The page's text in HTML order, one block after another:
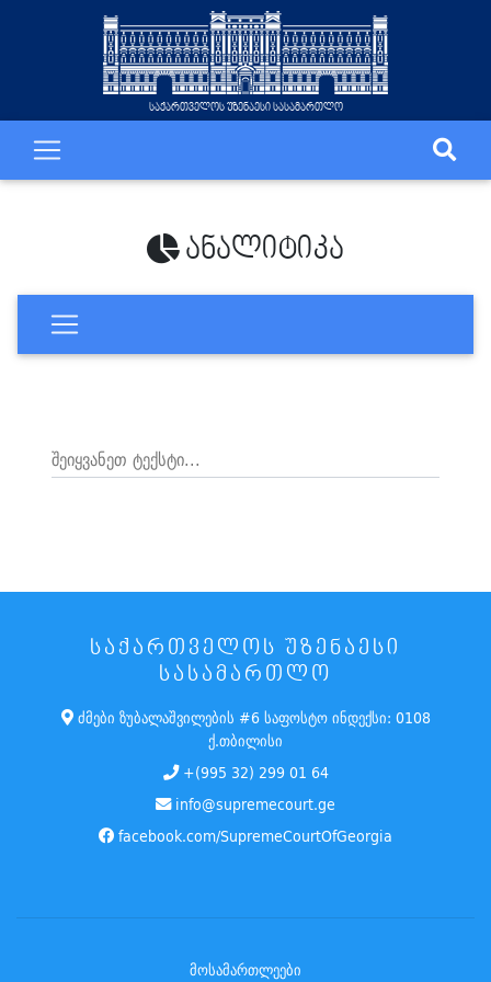
საქართველოს უზენაესი სასამართლო
ანალიტიკა
შეიყვანეთ ტექსტი...
ᲡᲐᲥᲐᲠᲗᲕᲔᲚᲝᲡ ᲣᲖᲔᲜᲐᲔᲡᲘ
ᲡᲐᲡᲐᲛᲐᲠᲗᲚᲝ
ძმები ზუბალაშვილების #6 საფოსტო ინდექსი: 0108
ქ.თბილისი
+(995 32) 299 01 64
info@supremecourt.ge
facebook.com/SupremeCourtOfGeorgia
მოსამართლეები